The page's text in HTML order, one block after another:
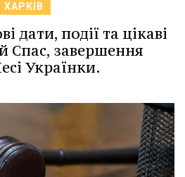
ХАРКІВ
дати, події та цікаві
Спас, завершення
Українки.